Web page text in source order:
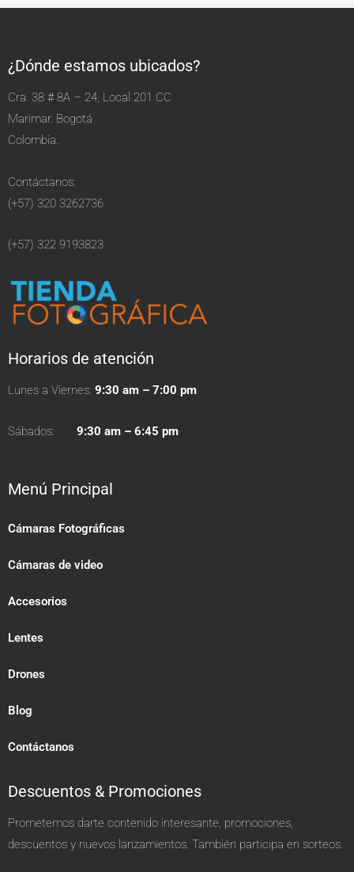
¿Dónde estamos ubicados?
Cra. 38 # 8A – 24, Local 201 CC
Marimar. Bogotá
Colombia.
Contáctanos:
(+57) 320 3262736
(+57) 322 9193823
Horarios de atención
Lunes a Viernes: 9:30 am – 7:00 pm
Sábados: 9:30 am – 6:45 pm
Menú Principal
Cámaras Fotográficas
Cámaras de video
Accesorios
Lentes
Drones
Blog
Contáctanos
Descuentos & Promociones
Prometemos darte contenido interesante, promociones,
descuentos y nuevos lanzamientos. También participa en sorteos.